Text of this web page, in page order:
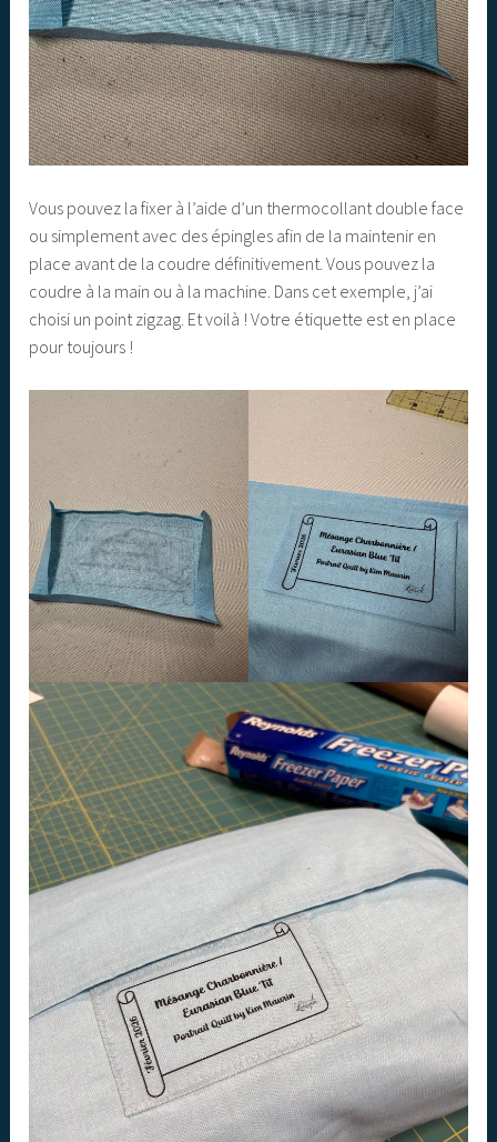
Vous pouvez la fixer à l’aide d’un thermocollant double face
ou simplement avec des épingles afin de la maintenir en
place avant de la coudre définitivement. Vous pouvez la
coudre à la main ou à la machine. Dans cet exemple, j’ai
choisi un point zigzag. Et voilà ! Votre étiquette est en place
pour toujours !